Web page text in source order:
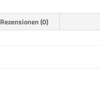
Rezensionen (0)